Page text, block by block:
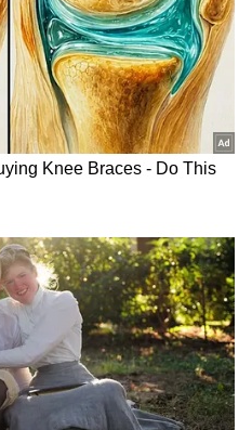
உங்கள் முதன்மைத்